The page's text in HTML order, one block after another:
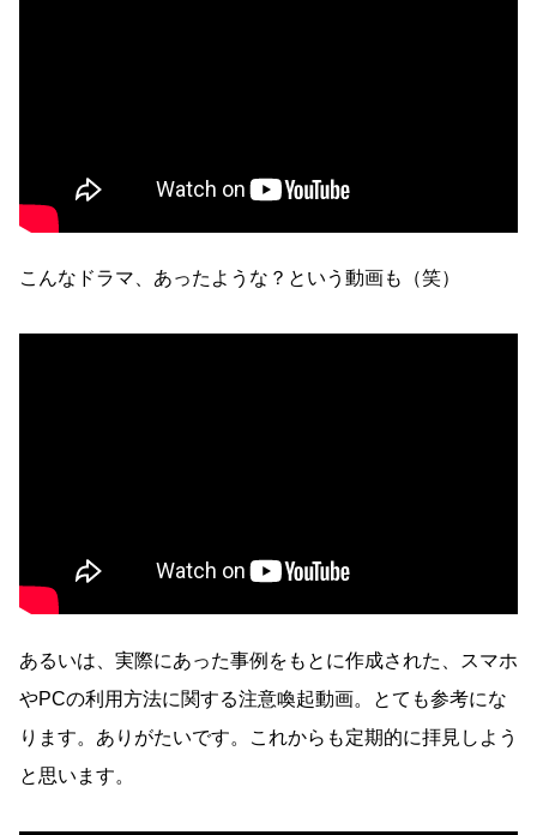
こんなドラマ、あったような？という動画も（笑）
あるいは、実際にあった事例をもとに作成された、スマホ
やPCの利用方法に関する注意喚起動画。とても参考にな
ります。ありがたいです。これからも定期的に拝見しよう
と思います。